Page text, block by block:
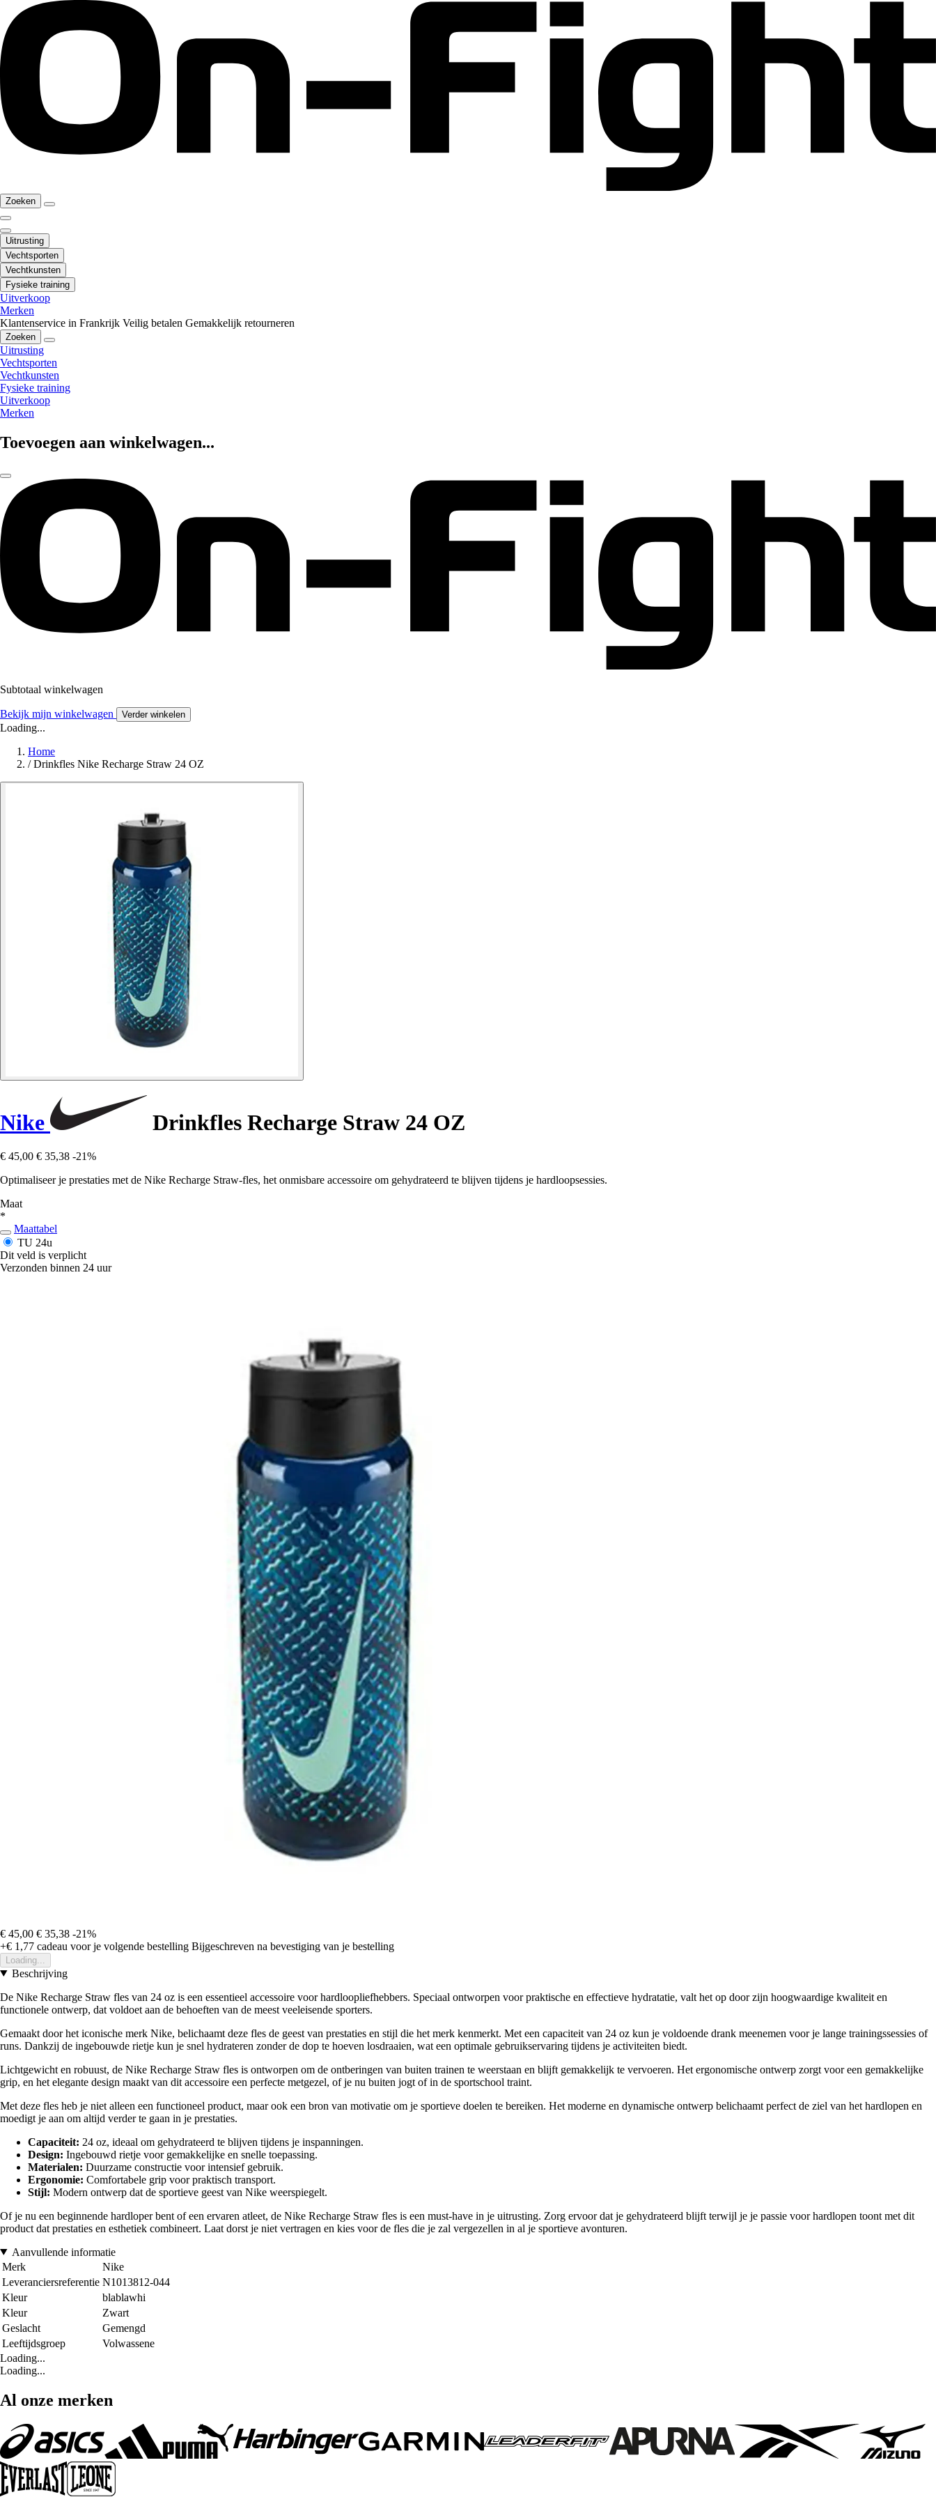
Zoeken
Uitrusting
Vechtsporten
Vechtkunsten
Fysieke training
Uitverkoop
Merken
Klantenservice in Frankrijk Veilig betalen Gemakkelijk retourneren
Zoeken
Uitrusting
Vechtsporten
Vechtkunsten
Fysieke training
Uitverkoop
Merken
Toevoegen aan winkelwagen...
Subtotaal winkelwagen
Bekijk mijn winkelwagen Verder winkelen
Loading...
Home
/ Drinkfles Nike Recharge Straw 24 OZ
Nike Drinkfles Recharge Straw 24 OZ
€ 45,00 € 35,38 -21%
Optimaliseer je prestaties met de Nike Recharge Straw-fles, het onmisbare accessoire om gehydrateerd te blijven tijdens je hardloopsessies.
Maat
*
Maattabel
TU 24u
Dit veld is verplicht
Verzonden binnen 24 uur
€ 45,00 € 35,38 -21%
+€ 1,77 cadeau voor je volgende bestelling Bijgeschreven na bevestiging van je bestelling
Loading...
Beschrijving
De Nike Recharge Straw fles van 24 oz is een essentieel accessoire voor hardloopliefhebbers. Speciaal ontworpen voor praktische en effectieve hydratatie, valt het op door zijn hoogwaardige kwaliteit en
functionele ontwerp, dat voldoet aan de behoeften van de meest veeleisende sporters.
Gemaakt door het iconische merk Nike, belichaamt deze fles de geest van prestaties en stijl die het merk kenmerkt. Met een capaciteit van 24 oz kun je voldoende drank meenemen voor je lange trainingssessies of
runs. Dankzij de ingebouwde rietje kun je snel hydrateren zonder de dop te hoeven losdraaien, wat een optimale gebruikservaring tijdens je activiteiten biedt.
Lichtgewicht en robuust, de Nike Recharge Straw fles is ontworpen om de ontberingen van buiten trainen te weerstaan en blijft gemakkelijk te vervoeren. Het ergonomische ontwerp zorgt voor een gemakkelijke
grip, en het elegante design maakt van dit accessoire een perfecte metgezel, of je nu buiten jogt of in de sportschool traint.
Met deze fles heb je niet alleen een functioneel product, maar ook een bron van motivatie om je sportieve doelen te bereiken. Het moderne en dynamische ontwerp belichaamt perfect de ziel van het hardlopen en
moedigt je aan om altijd verder te gaan in je prestaties.
Capaciteit: 24 oz, ideaal om gehydrateerd te blijven tijdens je inspanningen.
Design: Ingebouwd rietje voor gemakkelijke en snelle toepassing.
Materialen: Duurzame constructie voor intensief gebruik.
Ergonomie: Comfortabele grip voor praktisch transport.
Stijl: Modern ontwerp dat de sportieve geest van Nike weerspiegelt.
Of je nu een beginnende hardloper bent of een ervaren atleet, de Nike Recharge Straw fles is een must-have in je uitrusting. Zorg ervoor dat je gehydrateerd blijft terwijl je je passie voor hardlopen toont met dit
product dat prestaties en esthetiek combineert. Laat dorst je niet vertragen en kies voor de fles die je zal vergezellen in al je sportieve avonturen.
Aanvullende informatie
Merk
Nike
Leveranciersreferentie N1013812-044
Kleur
blablawhi
Kleur
Zwart
Geslacht
Gemengd
Leeftijdsgroep
Volwassene
Loading...
Loading...
Al onze merken